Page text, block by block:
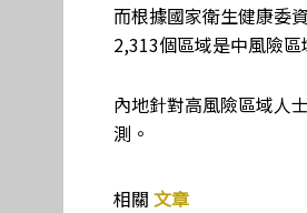
而根據國家衛生健康委
2,313個區域是中風險
內地針對高風險區域人
測。
相關 文章